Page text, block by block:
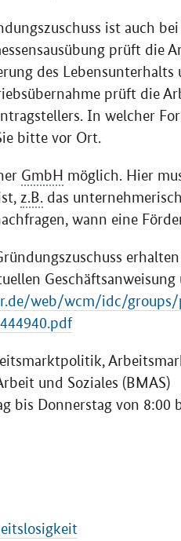
ist auch
prüft die
des
prüft die
In welcher
bitte vor Ort.
GmbH möglich. Hier
z.B. das
wann eine
Geschäftsanweisung
web/wcm/idc/
und Soziales (BMAS)
bis Donnerstag von 8:00